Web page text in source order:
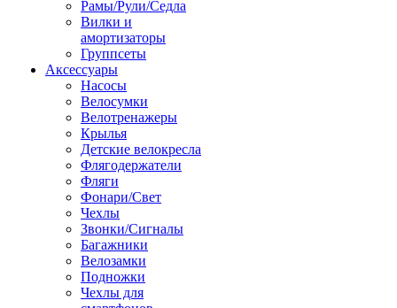
Рамы/Рули/Седла
Вилки и
амортизаторы
Группсеты
Аксессуары
Насосы
Велосумки
Велотренажеры
Крылья
Детские велокресла
Флягодержатели
Фляги
Фонари/Свет
Чехлы
Звонки/Сигналы
Багажники
Велозамки
Подножки
Чехлы для